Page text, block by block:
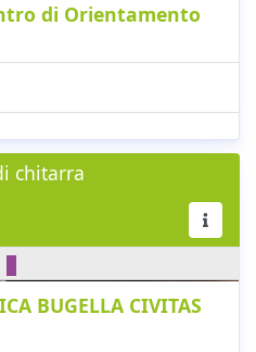
di Orientamento
chitarra
BUGELLA CIVITAS